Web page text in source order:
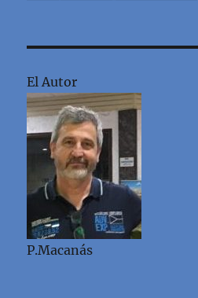
El Autor
P.Macanás